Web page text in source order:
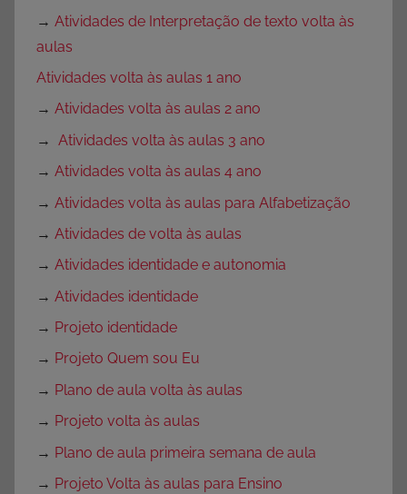
→ Atividades de Interpretação de texto volta às
aulas
Atividades volta às aulas 1 ano
→ Atividades volta às aulas 2 ano
→ Atividades volta às aulas 3 ano
→ Atividades volta às aulas 4 ano
→ Atividades volta às aulas para Alfabetização
→ Atividades de volta às aulas
→ Atividades identidade e autonomia
→ Atividades identidade
→ Projeto identidade
→ Projeto Quem sou Eu
→ Plano de aula volta às aulas
→ Projeto volta às aulas
→ Plano de aula primeira semana de aula
→ Projeto Volta às aulas para Ensino